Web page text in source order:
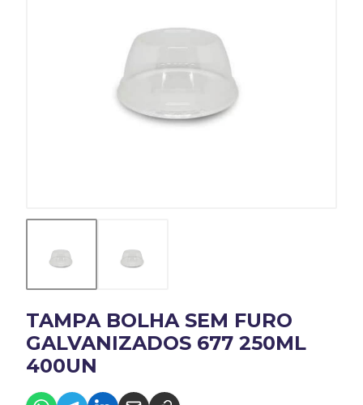
TAMPA BOLHA SEM FURO
GALVANIZADOS 677 250ML
400UN